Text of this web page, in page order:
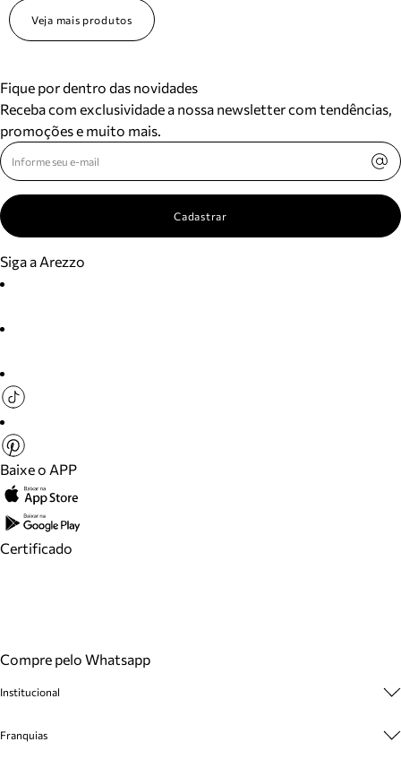
Veja mais produtos
Fique por dentro das novidades
Receba com exclusividade a nossa newsletter com tendências,
promoções e muito mais.
Cadastrar
Siga a Arezzo
Baixe o APP
Certificado
Compre pelo Whatsapp
Institucional
Cashback
Franquias